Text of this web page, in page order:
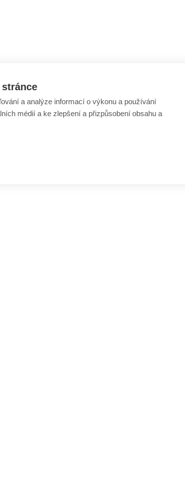
a analýze informací o výkonu a používání
médií a ke zlepšení a přizpůsobení obsahu a